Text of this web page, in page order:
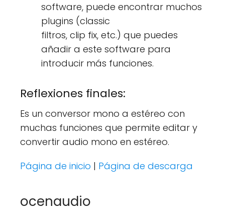
software, puede encontrar muchos
plugins (classic
filtros, clip fix, etc.) que puedes
añadir a este software para
introducir más funciones.
Reflexiones finales:
Es un conversor mono a estéreo con
muchas funciones que permite editar y
convertir audio mono en estéreo.
Página de inicio | Página de descarga
ocenaudio